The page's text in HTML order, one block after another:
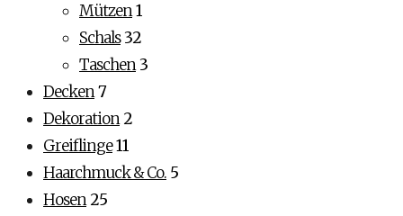
Mützen1
Schals32
Taschen3
Decken7
Dekoration 2
Greiflinge11
Haarchmuck & Co. 5
Hosen 25